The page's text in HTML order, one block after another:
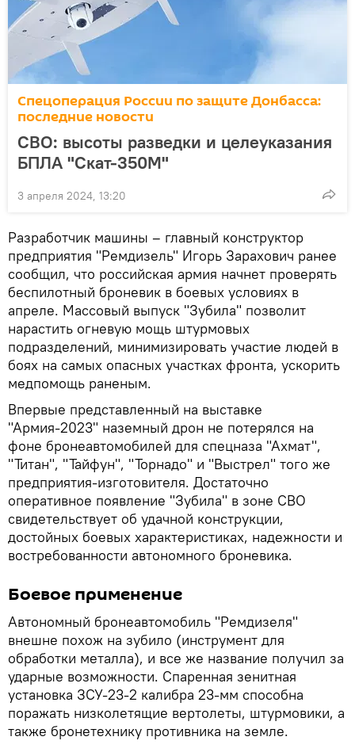
Спецоперация России по защите Донбасса:
последние новости
СВО: высоты разведки и целеуказания
БПЛА "Скат-350М"
3 апреля 2024, 13:20
Разработчик машины – главный конструктор
предприятия "Ремдизель" Игорь Зарахович ранее
сообщил, что российская армия начнет проверять
беспилотный броневик в боевых условиях в
апреле. Массовый выпуск "Зубила" позволит
нарастить огневую мощь штурмовых
подразделений, минимизировать участие людей в
боях на самых опасных участках фронта, ускорить
медпомощь раненым.
Впервые представленный на выставке
"Армия-2023" наземный дрон не потерялся на
фоне бронеавтомобилей для спецназа "Ахмат",
"Титан", "Тайфун", "Торнадо" и "Выстрел" того же
предприятия-изготовителя. Достаточно
оперативное появление "Зубила" в зоне СВО
свидетельствует об удачной конструкции,
достойных боевых характеристиках, надежности и
востребованности автономного броневика.
Боевое применение
Автономный бронеавтомобиль "Ремдизеля"
внешне похож на зубило (инструмент для
обработки металла), и все же название получил за
ударные возможности. Спаренная зенитная
установка ЗСУ-23-2 калибра 23-мм способна
поражать низколетящие вертолеты, штурмовики, а
также бронетехнику противника на земле.